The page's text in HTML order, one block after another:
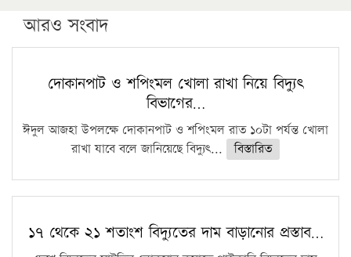
পিএইচডি করছেন কুয়েটের কৃতি…
সারা দেশে বজ্রাঘাতে ১৪ জনের প্রাণহানি
কঠোর হচ্ছে এসএসসি ও এইচএসসি পরীক্ষা
ফরিদগঞ্জে আগুনে পুড়লো ৬ ব্যবসা প্রতিষ্ঠান
আরও সংবাদ
দোকানপাট ও শপিংমল খোলা রাখা নিয়ে বিদ্যুৎ
বিভাগের…
ঈদুল আজহা উপলক্ষে দোকানপাট ও শপিংমল রাত ১০টা পর্যন্ত খোলা
রাখা যাবে বলে জানিয়েছে বিদ্যুৎ...
বিস্তারিত
১৭ থেকে ২১ শতাংশ বিদ্যুতের দাম বাড়ানোর প্রস্তাব…